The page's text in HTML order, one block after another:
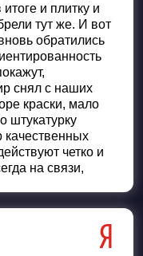
и плитку и
тут же. И вот
обратились
снял с наших
краски, мало
штукатурку
качественных
четко и
на связи,